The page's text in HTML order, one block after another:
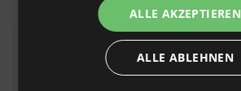
Hausregeln
Check-in: 16:00 bis 22:00
ALLE AKZEPTIEREN
ALLE ABLEHNEN